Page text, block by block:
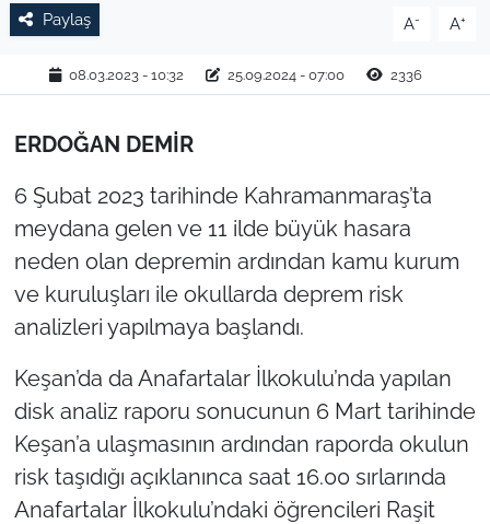
Paylaş A- A+
08.03.2023 - 10:32 25.09.2024 - 07:00 2336
ERDOĞAN DEMİR
6 Şubat 2023 tarihinde Kahramanmaraş’ta
meydana gelen ve 11 ilde büyük hasara
neden olan depremin ardından kamu kurum
ve kuruluşları ile okullarda deprem risk
analizleri yapılmaya başlandı.
Keşan’da da Anafartalar İlkokulu’nda yapılan
disk analiz raporu sonucunun 6 Mart tarihinde
Keşan’a ulaşmasının ardından raporda okulun
risk taşıdığı açıklanınca saat 16.00 sırlarında
Anafartalar İlkokulu’ndaki öğrencileri Raşit
TEKİRDAĞ
KIRKLARELİ
ÇANAKKALE
TÜRKİYE
Bölge
Güvenlik
Genel
Politika